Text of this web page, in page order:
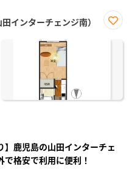
インターチェンジ南）
に入
】鹿児島の山田インターチェ
格安で利用に便利！